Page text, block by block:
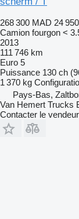
268 300 MAD 24
Camion fourgon <
2013
111 746 km
Euro 5
Puissance 130 ch
1 370 kg
Pays-Bas,
Van Hemert Trucks
Contacter le vendeur